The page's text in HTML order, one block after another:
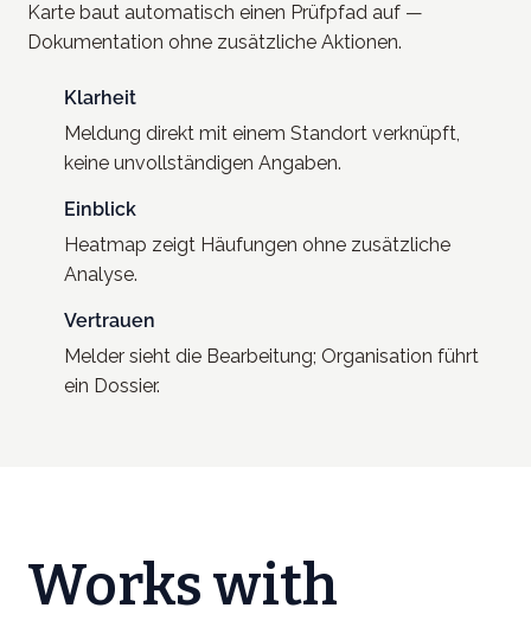
Karte baut automatisch einen Prüfpfad auf —
Dokumentation ohne zusätzliche Aktionen.
Klarheit
Meldung direkt mit einem Standort verknüpft,
keine unvollständigen Angaben.
Einblick
Heatmap zeigt Häufungen ohne zusätzliche
Analyse.
Vertrauen
Melder sieht die Bearbeitung; Organisation führt
ein Dossier.
Works with